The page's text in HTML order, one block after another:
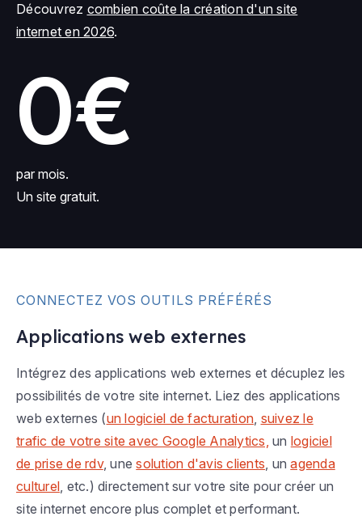
Découvrez combien coûte la création d'un site
internet en 2026.
0€
par mois.
Un site gratuit.
CONNECTEZ VOS OUTILS PRÉFÉRÉS
Applications web externes
Intégrez des applications web externes et décuplez les
possibilités de votre site internet. Liez des applications
web externes (un logiciel de facturation, suivez le
trafic de votre site avec Google Analytics, un logiciel
de prise de rdv, unesolution d'avis clients, unagenda
culturel, etc.) directement sur votre site pour créer un
site internet encore plus complet et performant.